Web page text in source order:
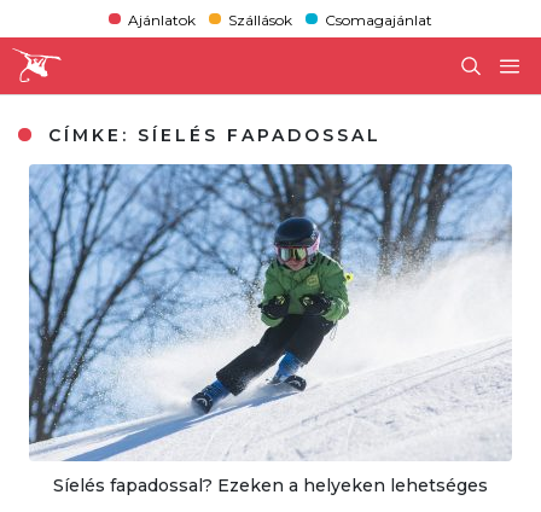
Ajánlatok Szállások Csomagajánlat
CÍMKE: SÍELÉS FAPADOSSAL
Síelés fapadossal? Ezeken a helyeken lehetséges